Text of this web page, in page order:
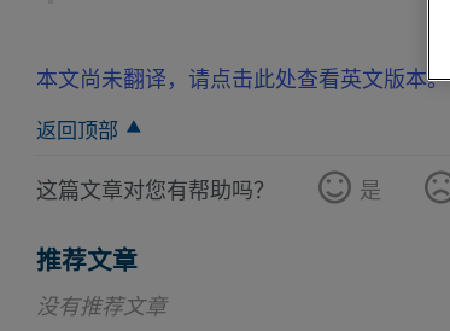
本文尚未翻译，请点击此处查看英文版本。
返回顶部
这篇文章对您有帮助吗？ 是
推荐文章
没有推荐文章